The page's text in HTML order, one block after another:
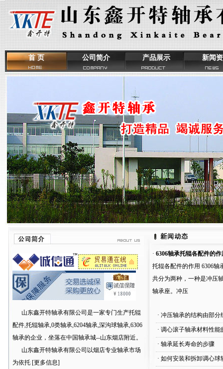
首 页 公司简介 产品展示 新闻
山东鑫开特轴承有限公司是一家专门生产托辊
配件,托辊轴承,0类轴承,6204轴承,深沟球轴承,6306
轴承的企业，坐落在中国轴承城--山东烟店附近。
山东鑫开特轴承有限公司以烟店专业轴承市场
为依托 [更多信息]
· 6306轴承托辊各配件的作
托辊各配件的作用 6306轴
共分为两种，一种是冲压
轴承座。冲压
· 冲压轴承的结构由部分
· 调心滚子轴承材料性能
· 轴承延长寿命的步骤
· 如何安装和拆卸调心球